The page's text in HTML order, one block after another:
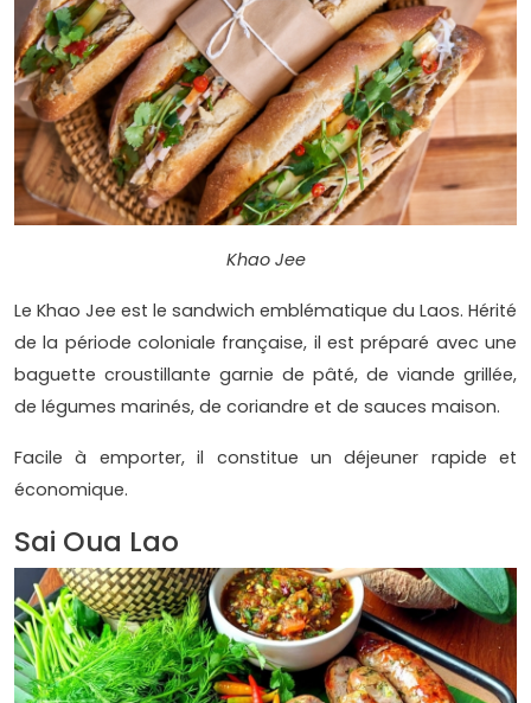
Khao Jee
Le Khao Jee est le sandwich emblématique du Laos. Hérité
de la période coloniale française, il est préparé avec une
baguette croustillante garnie de pâté, de viande grillée,
de légumes marinés, de coriandre et de sauces maison.
Facile à emporter, il constitue un déjeuner rapide et
économique.
Sai Oua Lao